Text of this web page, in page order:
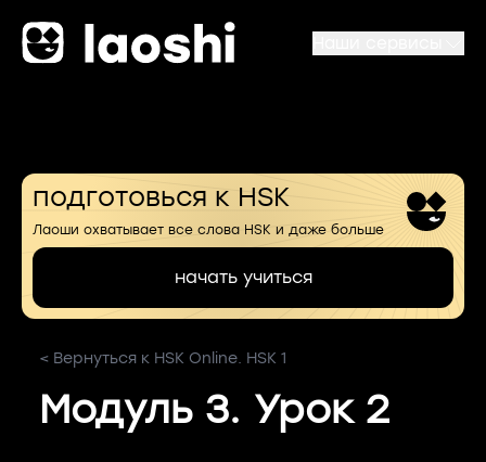
подготовься к HSK
Лаоши охватывает все слова HSK и даже больше
начать учиться
< Вернуться к HSK Online. HSK 1
Модуль 3. Урок 2